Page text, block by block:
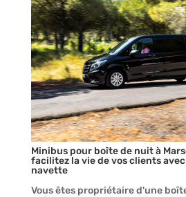
Minibus pour boîte de nuit à
facilitez la vie de vos clients
navette
Vous êtes propriétaire d'une